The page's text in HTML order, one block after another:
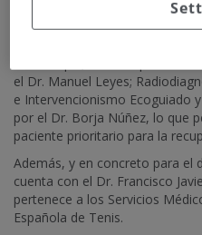
Para ello, destaca el equipo
el Dr. Manuel Leyes;
e Intervencionismo Ecoguiado
por el Dr. Borja Núñez, lo que
paciente prioritario para la
Además, y en concreto para el
cuenta con el Dr. Francisco
pertenece a los Servicios
Española de Tenis.